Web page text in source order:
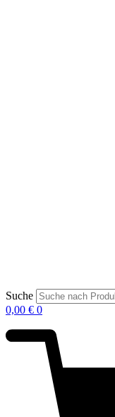
Suche
0,00 € 0